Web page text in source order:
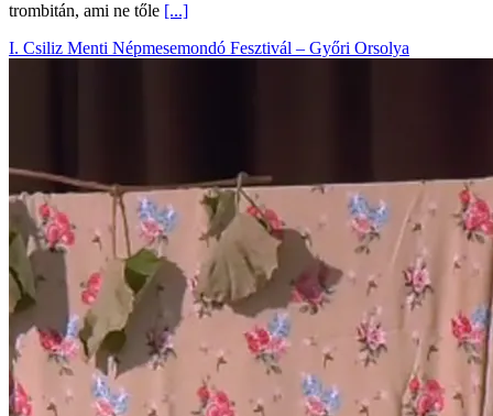
trombitán, ami ne tőle [...]
I. Csiliz Menti Népmesemondó Fesztivál – Győri Orsolya